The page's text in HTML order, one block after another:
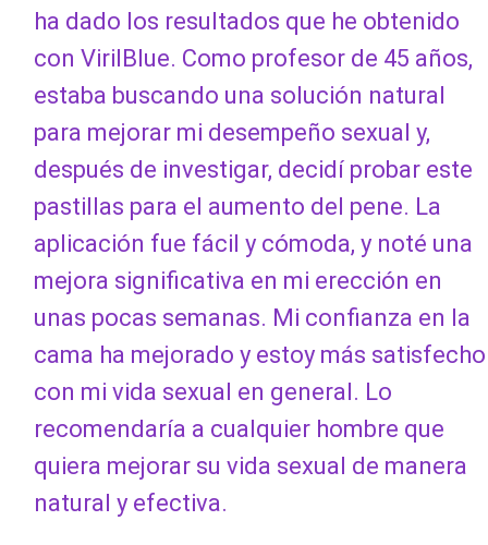
ha dado los resultados que he obtenido
con VirilBlue. Como profesor de 45 años,
estaba buscando una solución natural
para mejorar mi desempeño sexual y,
después de investigar, decidí probar este
pastillas para el aumento del pene. La
aplicación fue fácil y cómoda, y noté una
mejora significativa en mi erección en
unas pocas semanas. Mi confianza en la
cama ha mejorado y estoy más satisfecho
con mi vida sexual en general. Lo
recomendaría a cualquier hombre que
quiera mejorar su vida sexual de manera
natural y efectiva.